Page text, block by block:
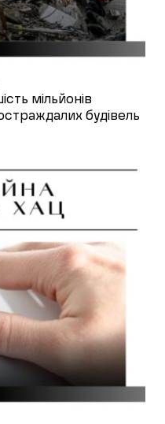
мільйонів
будівель